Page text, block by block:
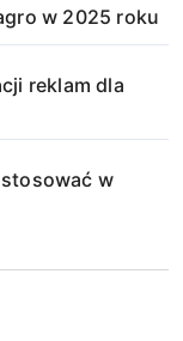
w 2025 roku
reklam dla
w